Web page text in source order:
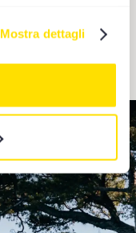
Mostra dettagli